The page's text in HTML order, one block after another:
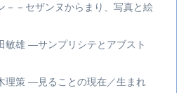
－－セザンヌからまり、写真と絵
敏雄 ―サンプリシテとアブスト
理策 ―見ることの現在／生まれ